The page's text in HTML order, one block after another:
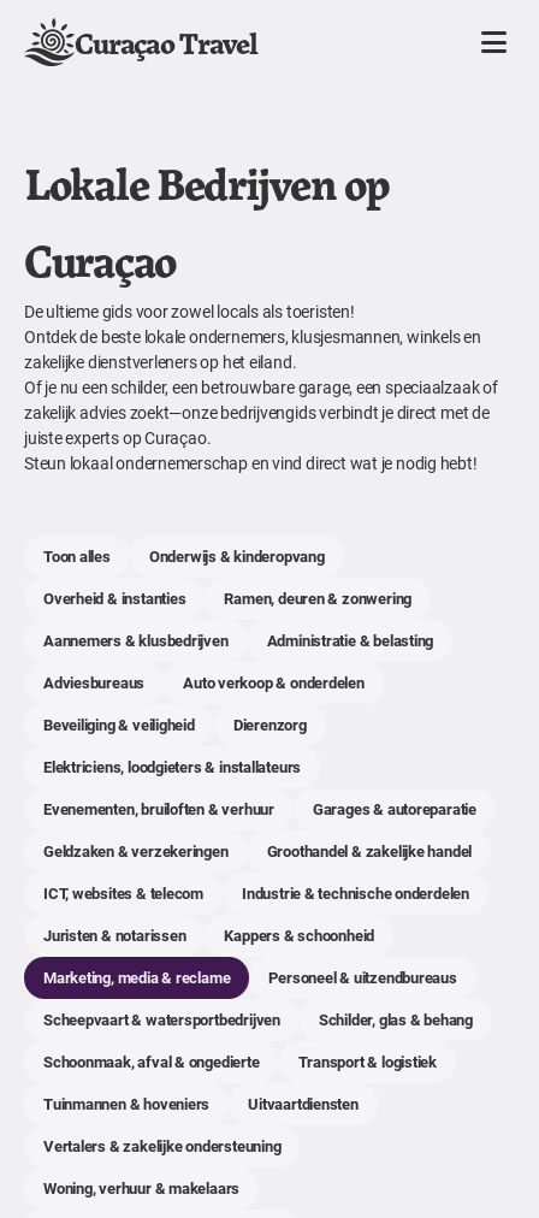
Curaçao Travel
Lokale Bedrijven op
Curaçao
De ultieme gids voor zowel locals als toeristen!
Ontdek de beste lokale ondernemers, klusjesmannen, winkels en
zakelijke dienstverleners op het eiland.
Of je nu een schilder, een betrouwbare garage, een speciaalzaak of
zakelijk advies zoekt—onze bedrijvengids verbindt je direct met de
juiste experts op Curaçao.
Steun lokaal ondernemerschap en vind direct wat je nodig hebt!
Toon alles
Onderwijs & kinderopvang
Overheid & instanties
Ramen, deuren & zonwering
Aannemers & klusbedrijven
Administratie & belasting
Adviesbureaus
Auto verkoop & onderdelen
Beveiliging & veiligheid
Dierenzorg
Elektriciens, loodgieters & installateurs
Evenementen, bruiloften & verhuur
Garages & autoreparatie
Geldzaken & verzekeringen
Groothandel & zakelijke handel
ICT, websites & telecom
Industrie & technische onderdelen
Juristen & notarissen
Kappers & schoonheid
Marketing, media & reclame
Personeel & uitzendbureaus
Scheepvaart & watersportbedrijven
Schilder, glas & behang
Schoonmaak, afval & ongedierte
Transport & logistiek
Tuinmannen & hoveniers
Uitvaartdiensten
Vertalers & zakelijke ondersteuning
Woning, verhuur & makelaars